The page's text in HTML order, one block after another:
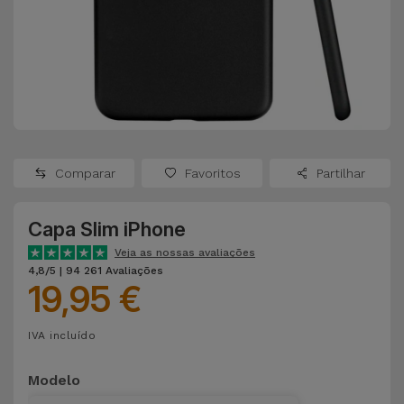
Oppo
OnePlus
Google
Dyson
TCL
Recondicionados
Recondicionados
Consolas
Recondicionadas
Ver
tudo
Películas
Auriculares
e Colunas
Smartwatches
e Braceletes
Correntes
Comparar Favoritos Partilhar
Capa Slim iPhone
Veja as nossas avaliações
4,8/5 | 94 261 Avaliações
19,95 €
IVA incluído
Modelo